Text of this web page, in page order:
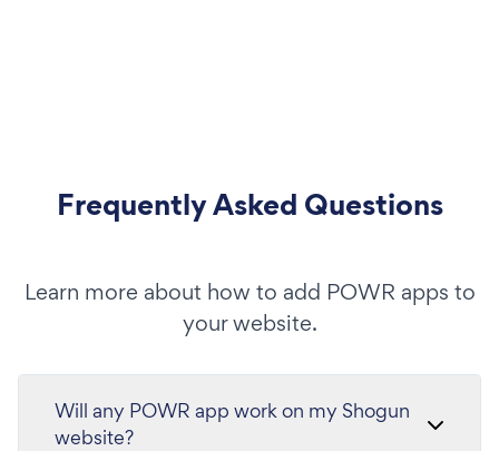
Frequently Asked Questions
Learn more about how to add POWR apps to
your website.
Will any POWR app work on my Shogun
website?